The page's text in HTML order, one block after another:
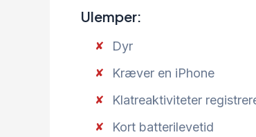
Ulemper:
Dyr
Kræver en iPhone
Klatreaktiviteter
Kort batterilevetid